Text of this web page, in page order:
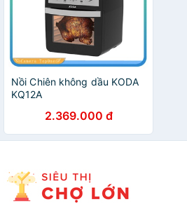
Nồi Chiên không dầu KODA
KQ12A
2.369.000 đ